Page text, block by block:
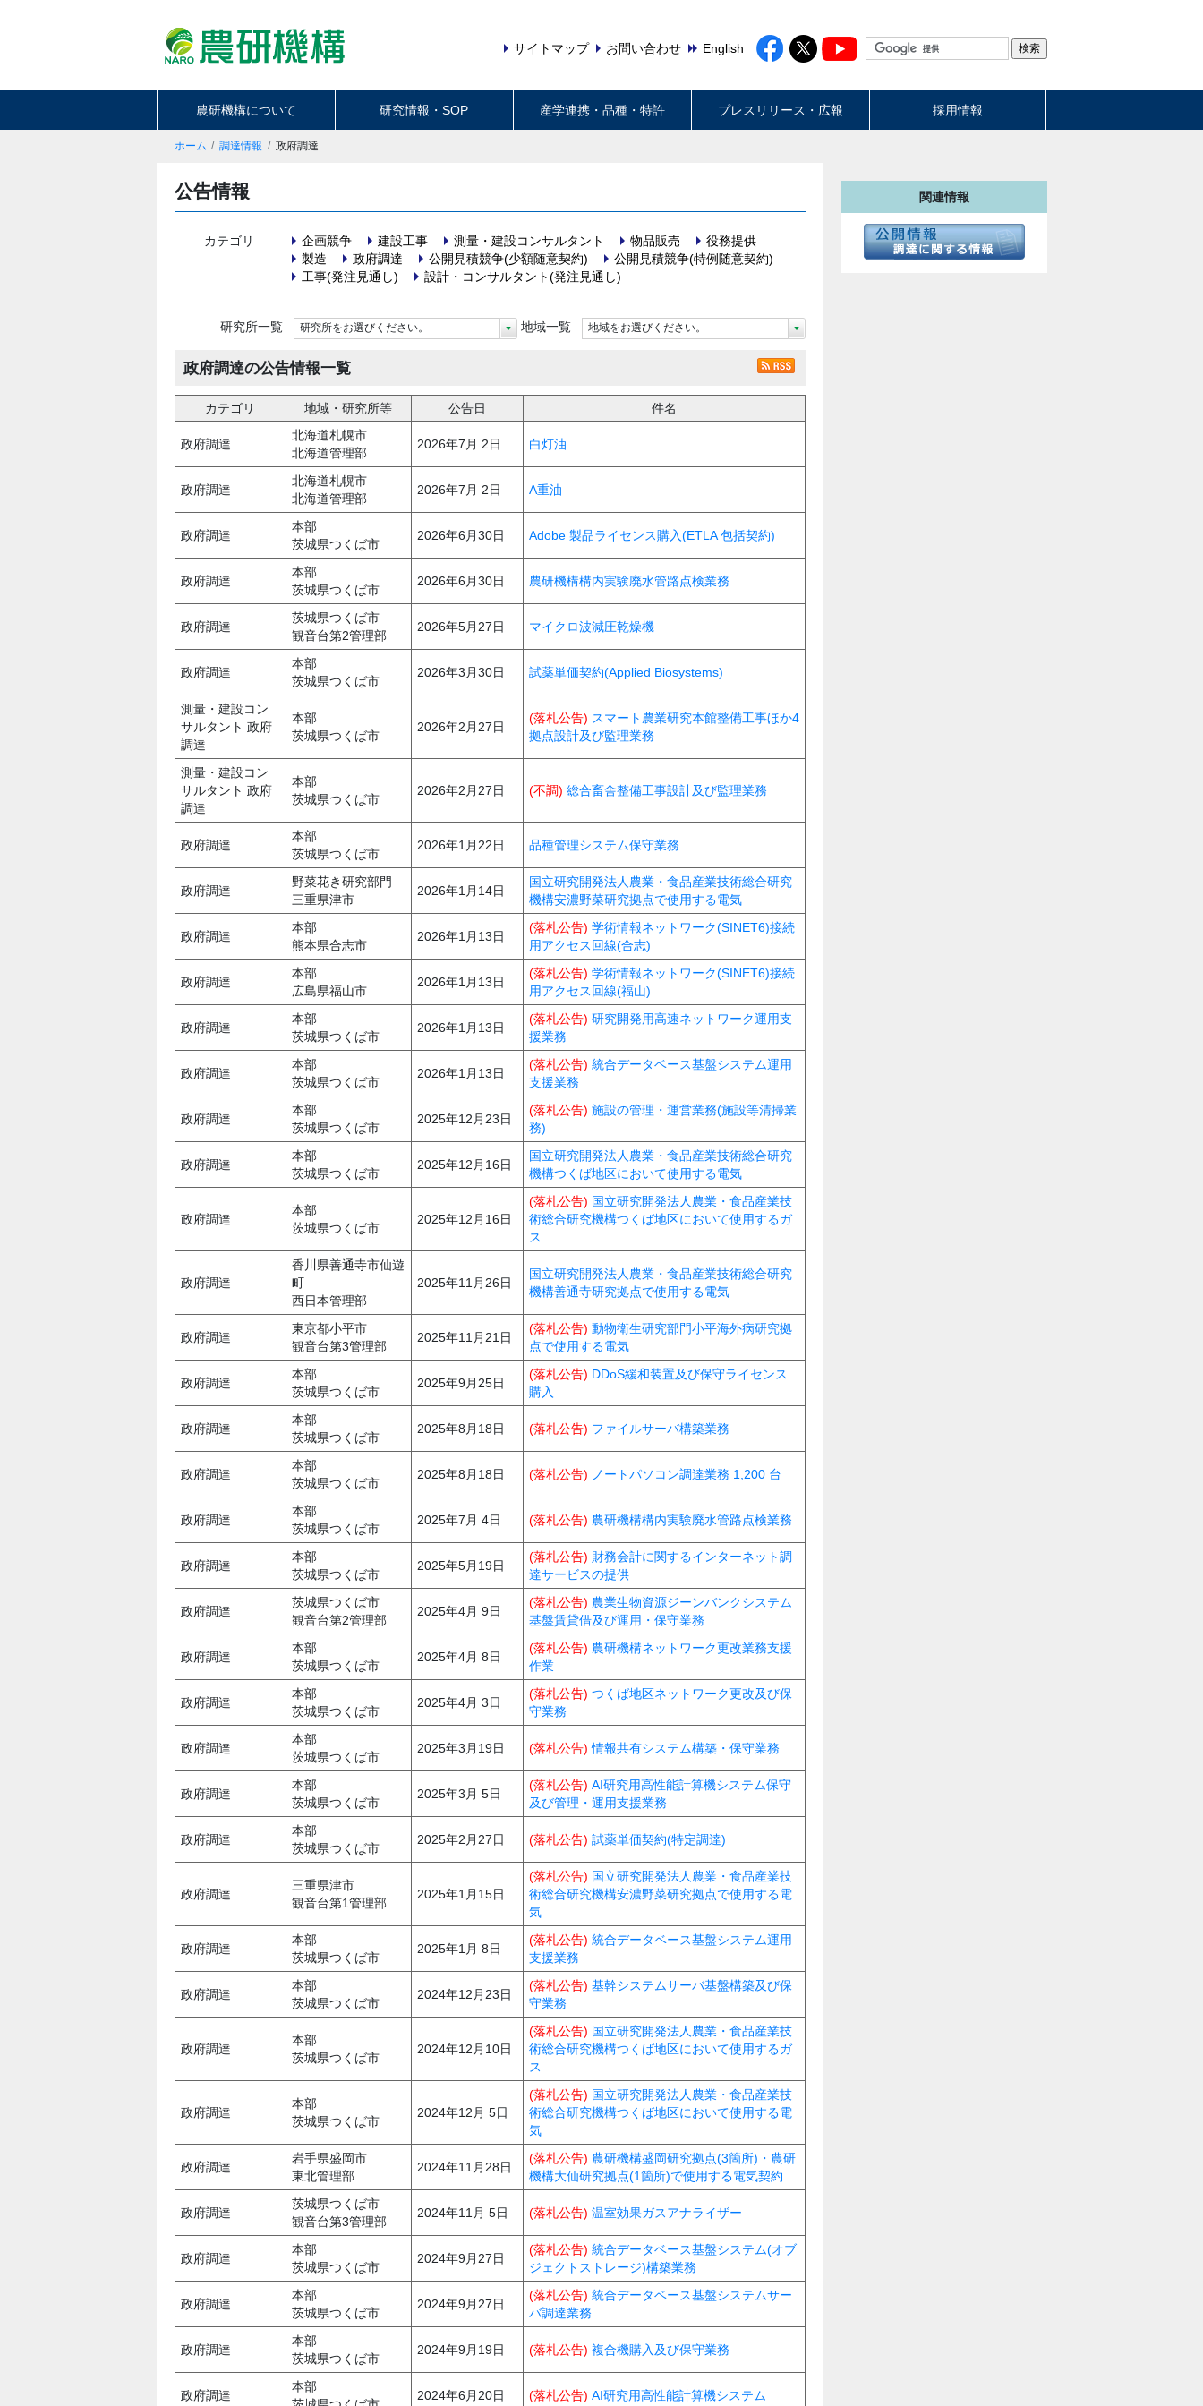
サイトマップ お問い合わせ English
農研機構について 研究情報・SOP 産学連携・品種・特許 プレスリリース・広報 採用情報
ホーム 調達情報 政府調達
公告情報
カテゴリ 企画競争 建設工事 測量・建設コンサルタント 物品販売
役務提供
製造
政府調達 公開見積競争(少額随意契約)
公開見積競争(特例随意契約)
工事(発注見通し)
設計・コンサルタント(発注見通し)
研究所一覧 研究所をお選びください。 地域一覧 地域をお選びください。
政府調達の公告情報一覧
カテゴリ 地域・研究所等 公告日 件名
政府調達
北海道札幌市
北海道管理部
2026年7月 2日 白灯油
政府調達
北海道札幌市
北海道管理部
2026年7月 2日 A重油
政府調達
本部
茨城県つくば市
2026年6月30日 Adobe 製品ライセンス購入(ETLA 包括契約)
政府調達
本部
茨城県つくば市
2026年6月30日 農研機構構内実験廃水管路点検業務
政府調達
茨城県つくば市
観音台第2管理部
2026年5月27日 マイクロ波減圧乾燥機
政府調達
本部
茨城県つくば市
2026年3月30日 試薬単価契約(Applied Biosystems)
測量・建設コン
サルタント 政府
調達
本部
茨城県つくば市
2026年2月27日
(落札公告) スマート農業研究本館整備工事ほか4
拠点設計及び監理業務
測量・建設コン
サルタント 政府
調達
本部
茨城県つくば市
2026年2月27日 (不調) 総合畜舎整備工事設計及び監理業務
政府調達
本部
茨城県つくば市
2026年1月22日 品種管理システム保守業務
政府調達
野菜花き研究部門
三重県津市
2026年1月14日
国立研究開発法人農業・食品産業技術総合研究
機構安濃野菜研究拠点で使用する電気
政府調達
本部
熊本県合志市
2026年1月13日
(落札公告) 学術情報ネットワーク(SINET6)接続
用アクセス回線(合志)
政府調達
本部
広島県福山市
2026年1月13日
(落札公告) 学術情報ネットワーク(SINET6)接続
用アクセス回線(福山)
政府調達
本部
茨城県つくば市
2026年1月13日
(落札公告) 研究開発用高速ネットワーク運用支
援業務
政府調達
本部
茨城県つくば市
2026年1月13日
(落札公告) 統合データベース基盤システム運用
支援業務
政府調達
本部
茨城県つくば市
2025年12月23日
(落札公告) 施設の管理・運営業務(施設等清掃業
務)
政府調達
本部
茨城県つくば市
2025年12月16日
国立研究開発法人農業・食品産業技術総合研究
機構つくば地区において使用する電気
政府調達
本部
茨城県つくば市
2025年12月16日
(落札公告) 国立研究開発法人農業・食品産業技
術総合研究機構つくば地区において使用するガ
ス
政府調達
香川県善通寺市仙遊
町
西日本管理部
2025年11月26日
国立研究開発法人農業・食品産業技術総合研究
機構善通寺研究拠点で使用する電気
政府調達
東京都小平市
観音台第3管理部
2025年11月21日
(落札公告) 動物衛生研究部門小平海外病研究拠
点で使用する電気
政府調達
本部
茨城県つくば市
2025年9月25日
(落札公告) DDoS緩和装置及び保守ライセンス
購入
政府調達
本部
茨城県つくば市
2025年8月18日 (落札公告) ファイルサーバ構築業務
政府調達
本部
茨城県つくば市
2025年8月18日 (落札公告) ノートパソコン調達業務 1,200 台
政府調達
本部
茨城県つくば市
2025年7月 4日 (落札公告) 農研機構構内実験廃水管路点検業務
政府調達
本部
茨城県つくば市
2025年5月19日
(落札公告) 財務会計に関するインターネット調
達サービスの提供
政府調達
茨城県つくば市
観音台第2管理部
2025年4月 9日
(落札公告) 農業生物資源ジーンバンクシステム
基盤賃貸借及び運用・保守業務
政府調達
本部
茨城県つくば市
2025年4月 8日
(落札公告) 農研機構ネットワーク更改業務支援
作業
政府調達
本部
茨城県つくば市
2025年4月 3日
(落札公告) つくば地区ネットワーク更改及び保
守業務
政府調達
本部
茨城県つくば市
2025年3月19日 (落札公告) 情報共有システム構築・保守業務
政府調達
本部
茨城県つくば市
2025年3月 5日
(落札公告) AI研究用高性能計算機システム保守
及び管理・運用支援業務
政府調達
本部
茨城県つくば市
2025年2月27日 (落札公告) 試薬単価契約(特定調達)
政府調達
三重県津市
観音台第1管理部
2025年1月15日
(落札公告) 国立研究開発法人農業・食品産業技
術総合研究機構安濃野菜研究拠点で使用する電
気
政府調達
本部
茨城県つくば市
2025年1月 8日
(落札公告) 統合データベース基盤システム運用
支援業務
政府調達
本部
茨城県つくば市
2024年12月23日
(落札公告) 基幹システムサーバ基盤構築及び保
守業務
政府調達
本部
茨城県つくば市
2024年12月10日
(落札公告) 国立研究開発法人農業・食品産業技
術総合研究機構つくば地区において使用するガ
ス
政府調達
本部
茨城県つくば市
2024年12月 5日
(落札公告) 国立研究開発法人農業・食品産業技
術総合研究機構つくば地区において使用する電
気
政府調達
岩手県盛岡市
東北管理部
2024年11月28日
(落札公告) 農研機構盛岡研究拠点(3箇所)・農研
機構大仙研究拠点(1箇所)で使用する電気契約
政府調達
茨城県つくば市
観音台第3管理部
2024年11月 5日 (落札公告) 温室効果ガスアナライザー
政府調達
本部
茨城県つくば市
2024年9月27日
(落札公告) 統合データベース基盤システム(オブ
ジェクトストレージ)構築業務
政府調達
本部
茨城県つくば市
2024年9月27日
(落札公告) 統合データベース基盤システムサー
バ調達業務
政府調達
本部
茨城県つくば市
2024年9月19日 (落札公告) 複合機購入及び保守業務
政府調達
本部
2024年6月20日 (落札公告) AI研究用高性能計算機システム
関連情報